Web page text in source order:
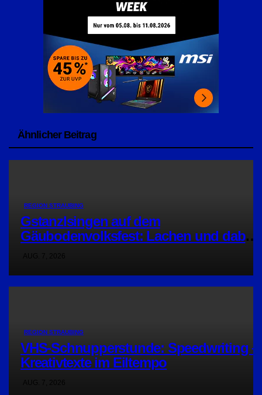
Ähnlicher Beitrag
REGION STRAUBING
Gstanzlsingen auf dem
Gäubodenvolksfest: Lachen und dabei
Gutes tun
REGION STRAUBING
VHS-Schnupperstunde: Speedwriting –
Kreativtexte im Eiltempo